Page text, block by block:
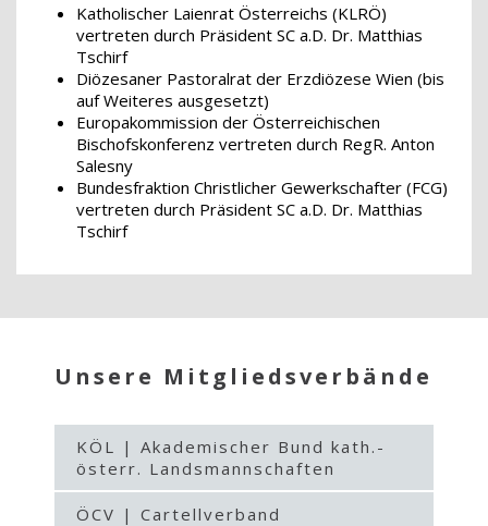
Katholischer Laienrat Österreichs (KLRÖ)
vertreten durch Präsident SC a.D. Dr. Matthias
Tschirf
Diözesaner Pastoralrat der Erzdiözese Wien (bis
auf Weiteres ausgesetzt)
Europakommission der Österreichischen
Bischofskonferenz vertreten durch RegR. Anton
Salesny
Bundesfraktion Christlicher Gewerkschafter (FCG)
vertreten durch Präsident SC a.D. Dr. Matthias
Tschirf
Unsere Mitgliedsverbände
KÖL | Akademischer Bund kath.-
österr. Landsmannschaften
ÖCV | Cartellverband